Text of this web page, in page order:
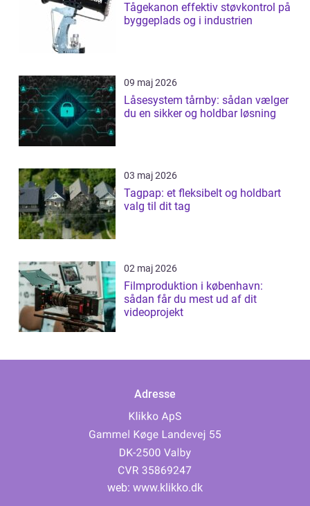
Tågekanon effektiv støvkontrol på
byggeplads og i industrien
09 maj 2026
Låsesystem tårnby: sådan vælger
du en sikker og holdbar løsning
03 maj 2026
Tagpap: et fleksibelt og holdbart
valg til dit tag
02 maj 2026
Filmproduktion i københavn:
sådan får du mest ud af dit
videoprojekt
Adresse
web: www.klikko.dk